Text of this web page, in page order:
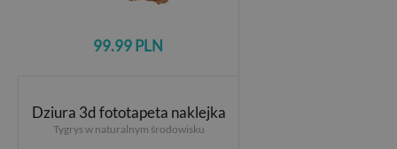
99.99 PLN
Dziura 3d fototapeta naklejka
Tygrys w naturalnym środowisku